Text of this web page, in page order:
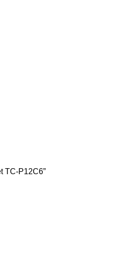
TC-P12C6”